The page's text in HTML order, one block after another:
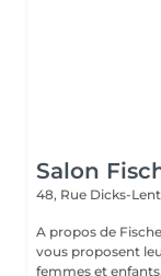
Salon
48, Rue Dicks-
A propos de Fischer Hairstylist Les
vous proposent